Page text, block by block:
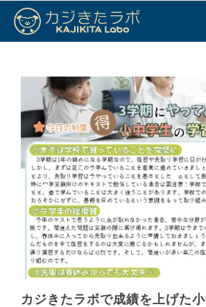
カジきたラボで成績を上げた